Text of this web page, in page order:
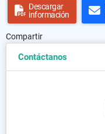
Descargar
información
Compartir
Contáctanos